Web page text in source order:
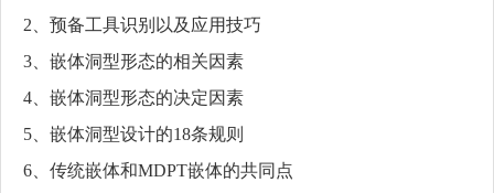
2、预备工具识别以及应用技巧
3、嵌体洞型形态的相关因素
4、嵌体洞型形态的决定因素
5、嵌体洞型设计的18条规则
6、传统嵌体和MDPT嵌体的共同点